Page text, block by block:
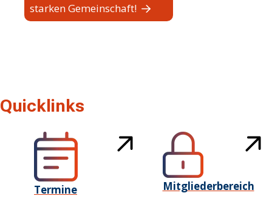
starken Gemeinschaft!
Quicklinks
Termine Mitgliederbereich